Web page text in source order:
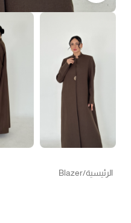
الرئيسية/
Blazer